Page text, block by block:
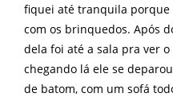
fiquei até tranquila porque
com os brinquedos. Após
dela foi até a sala pra ver
chegando lá ele se
de batom, com um sofá